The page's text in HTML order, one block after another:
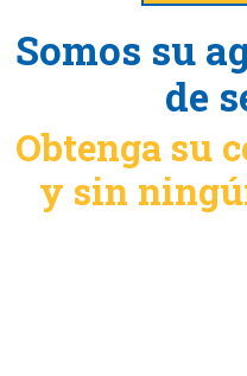
Somos su
de
Obtenga su
y sin